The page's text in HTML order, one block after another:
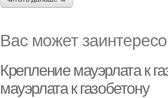
Вас может
Крепление мауэрлата к
мауэрлата к газобетону